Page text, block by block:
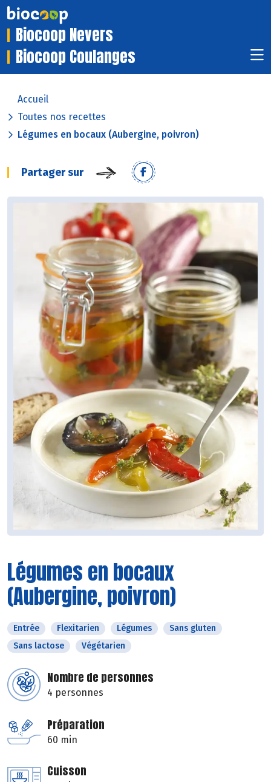
Biocoop Nevers
Biocoop Coulanges
Accueil
Toutes nos recettes
Légumes en bocaux (Aubergine, poivron)
Partager sur
Légumes en bocaux
(Aubergine, poivron)
Entrée Flexitarien Légumes
Sans gluten
Sans lactose
Végétarien
Nombre de personnes
4 personnes
Préparation
60 min
Cuisson